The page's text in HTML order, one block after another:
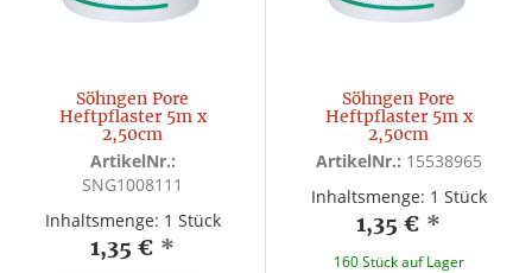
Söhngen Pore
Heftpflaster 5m x
2,50cm
ArtikelNr.:
SNG1008111
Inhaltsmenge: 1 Stück
1,35 € *
Söhngen Pore
Heftpflaster 5m x
2,50cm
ArtikelNr.: 15538965
Inhaltsmenge: 1 Stück
1,35 € *
160 Stück auf Lager